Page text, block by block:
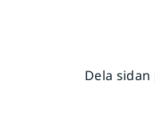
Dela sidan